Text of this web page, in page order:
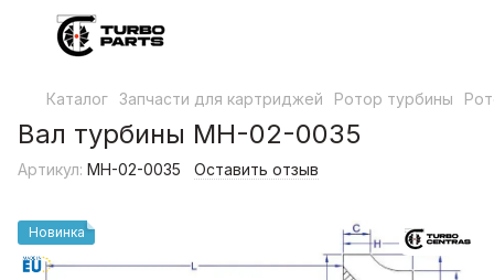
Каталог Запчасти для картриджей Ротор турбины
Вал турбины MH-02-0035
Артикул: MH-02-0035 Оставить отзыв
Новинка